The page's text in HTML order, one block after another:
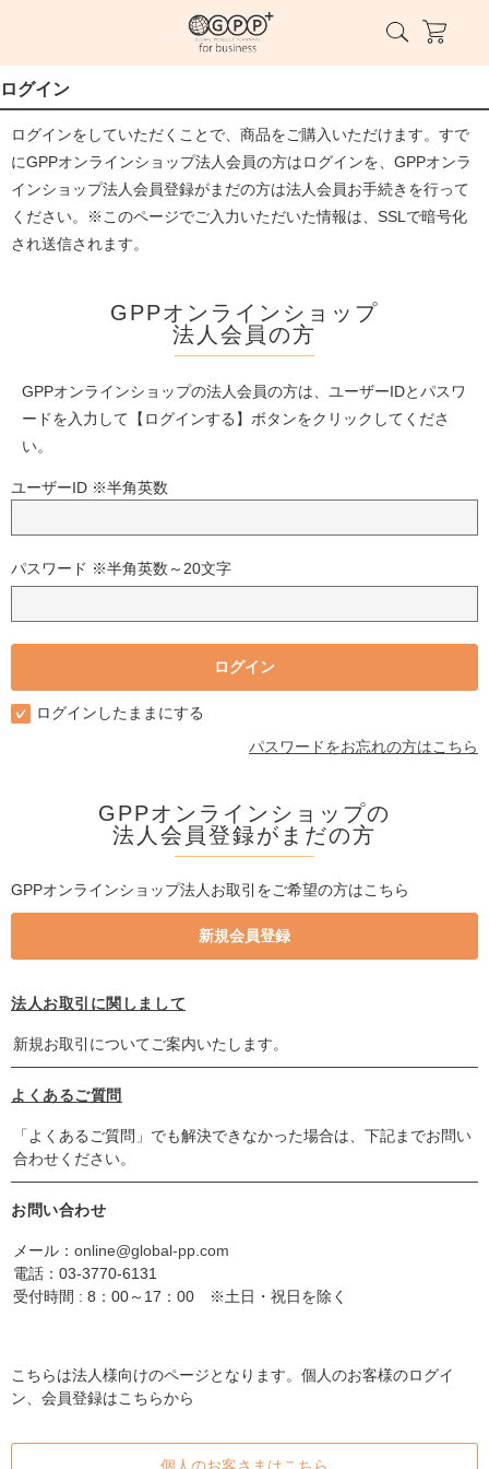
ログイン
ログインをしていただくことで、商品をご購入いただけます。すで
にGPPオンラインショップ法人会員の方はログインを、GPPオンラ
インショップ法人会員登録がまだの方は法人会員お手続きを行って
ください。※このページでご入力いただいた情報は、SSLで暗号化
され送信されます。
GPPオンラインショップ
法人会員の方
GPPオンラインショップの法人会員の方は、ユーザーIDとパスワ
ードを入力して【ログインする】ボタンをクリックしてくださ
い。
ユーザーID ※半角英数
パスワード ※半角英数～20文字
ログインしたままにする
パスワードをお忘れの方はこちら
GPPオンラインショップの
法人会員登録がまだの方
GPPオンラインショップ法人お取引をご希望の方はこちら
法人お取引に関しまして
新規お取引についてご案内いたします。
よくあるご質問
「よくあるご質問」でも解決できなかった場合は、下記までお問い
合わせください。
お問い合わせ
メール： online@global-pp.com
電話： 03-3770-6131
受付時間 : 8：00～17：00 ※土日・祝日を除く
こちらは法人様向けのページとなります。個人のお客様のログイ
ン、会員登録はこちらから